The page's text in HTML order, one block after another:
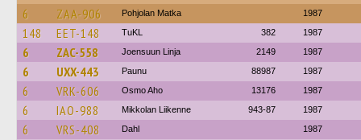
6 ZAA-906 Pohjolan Matka 1987
148 EET-148 TuKL 382 1987
6 ZAC-558 Joensuun Linja 2149 1987
6 UXX-443 Paunu 88987 1987
6 VRK-606 Osmo Aho 13176 1987
6 IAO-988 Mikkolan Liikenne 943-87 1987
6 VRS-408 Dahl 1987